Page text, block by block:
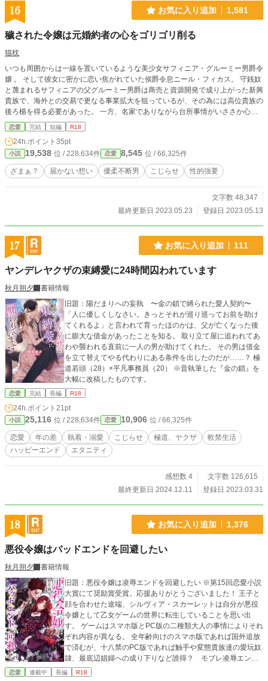
16 お気に入り追加 1,581
穢された令嬢は元婚約者の心をゴリゴリ削る
猫枕
いつも周囲からは一線を置いているような美少女サフィニア・グルーミー男爵令
嬢 。 そして彼女に密かに恋い焦がれていた侯爵令息ニール・フィカス。 守銭奴
と蔑まれるサフィニアの父グルーミー男爵は商売と資源開発で成り上がった新興
貴族で、海外との交易で更なる事業拡大を狙っているが、その為には高位貴族の
後ろ楯を得る必要があった。 一方、名家でありながら台所事情がいささか心許
ないフィカス侯爵家にとってグルーミー男爵家の財力は魅力的なものであった。
両家の利害関係は一致し、サフィニアとニールを婚約させることによって両家は
業務提携をすることになった。 フィカス侯爵はグルーミー家の一人娘サフィニ
アと息子ニールを結婚させることで、将来的にはグルーミー家の資産を手中に収
める下心を持っていた。 ずば抜けた美貌のサフィニアはクラスメイトのご令嬢
たちから妬まれていた。 そしてサフィニアに密かに憧れていた令息達は棚ぼた
の子弟達は面白くない気持ちを誤魔化すようにサフィニアの悪口を言った。 そ
してニールも彼等に同調してサフィニアを貶めた。 素直になれずに悶々とする
くほどに彼女の心が離れていくことに後悔と焦りを感じながらも心とは裏腹な言
動をとってしまう。 それでもニールはサフィニアとの関係を改善できると信じ
が、舞踏会で隣国の王太子に見初められたサフィニアは、王太子の愛妾として隣
国に召し上げられてしまう。
恋愛 完結 短編 R18
24h.ポイント 35pt
小説 19,538 位 / 228,634件 恋愛 8,545 位 / 66,325件
ざまぁ？ 届かない想い 優柔不断男 こじらせ 性的強要
文字数 48,347
最終更新日 2023.05.23
登録日 2023.05.13
17 お気に入り追加 111
ヤンデレヤクザの束縛愛に24時間囚われています
秋月朔夕
書籍情報
旧題：陽だまりへの妄執 〜金の鎖で縛られた愛人契約〜
「人に優しくしなさい。きっとそれが巡り巡ってお前を助け
てくれるよ」と言われて育ったほのかは、父が亡くなった後
に膨大な借金があったことを知る。 取り立て屋に追われてあ
わや襲われる直前に一人の男が助けてくれた。 その男は借金
を立て替えてやる代わりにある条件を出したのだが……？ 極
道若頭（28）×平凡事務員（20） ※昔執筆した『金の鎖』を
大幅に改稿したものです。
恋愛 完結 長編 R18
24h.ポイント 21pt
小説 25,116 位 / 228,634件 恋愛 10,906 位 / 66,325件
恋愛 年の差 執着・溺愛 こじらせ 極道、ヤクザ
軟禁生活
ハッピーエンド
エタニティ
感想数 4
文字数 126,615
最終更新日 2024.12.11
登録日 2023.03.31
18 お気に入り追加 1,376
悪役令嬢はバッドエンドを回避したい
秋月朔夕
書籍情報
旧題：悪役令嬢は凌辱エンドを回避したい ※第15回恋愛小説
大賞にて奨励賞受賞。応援ありがとうございました！ 王子と
顔を合わせた途端、シルヴィア・スカーレットは自分が悪役
令嬢として乙女ゲームの世界に転生していることを思い出
す。 ゲームはスマホ版とPC版の二種類大人の事情によりそれ
ぞれ内容が異なる。 全年齢向けのスマホ版であれば国外追放
で済むが、十八禁のPC版であれば触手や変態貴族達の愛玩奴
隷、最底辺娼婦への成り下りなど誰得？ モブレ凌辱エンド
がシルヴィアを待ち構えている。 自分に訪れるであろう恐ろ
恋愛 連載中 長編 R18